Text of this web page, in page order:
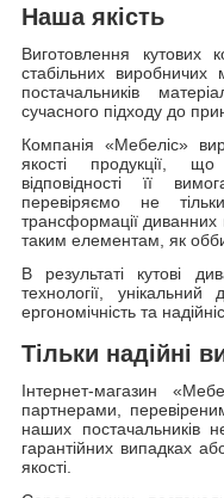
Наша якість
Виготовлення кутових
стабільних виробничих
постачальників
сучасного підходу до
Компанія «Мебеліс»
якості продукції,
відповідності її
перевіряємо не
трансформації диванних
таким елементам, як
В результаті кутові
технології,
ергономічність та
Тільки надійні
Інтернет-магазин
партнерами,
наших постачальників
гарантійних випадках
якості.